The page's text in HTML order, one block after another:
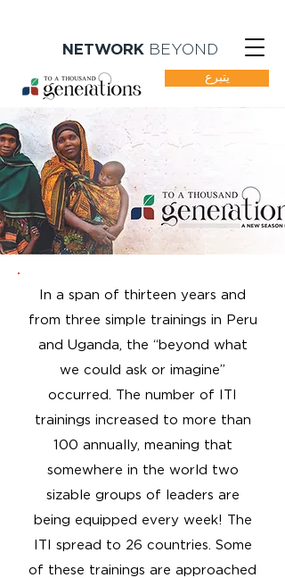
NETWORK BEYOND
يتبرع
In a span of thirteen years and
from three simple trainings in Peru
and Uganda, the “beyond what
we could ask or imagine”
occurred. The number of ITI
trainings increased to more than
100 annually, meaning that
somewhere in the world two
sizable groups of leaders are
being equipped every week! The
ITI spread to 26 countries. Some
of these trainings are approached